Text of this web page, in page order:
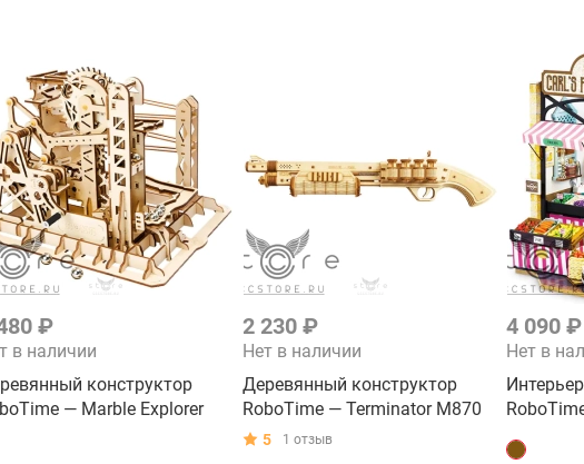
₽
в наличии
конструктор
— Marble Explorer
2 230 ₽
Нет в наличии
Деревянный конструктор
RoboTime — Terminator M870
5 1 отзыв
4 090 ₽
Нет в